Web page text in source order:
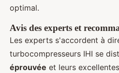
optimal.
Avis des experts et
Les experts s'accordent à
turbocompresseurs IHI se
éprouvée et leurs